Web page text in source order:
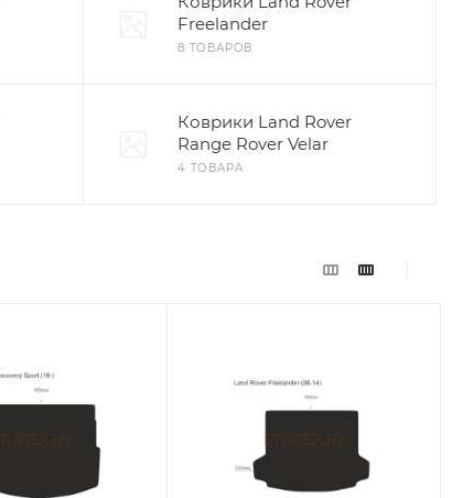
Freelander
8 ТОВАРОВ
Коврики Land Rover
Range Rover Velar
4 ТОВАРА